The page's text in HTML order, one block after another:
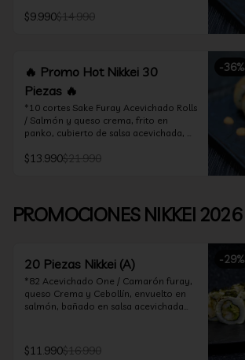
$9.990$14.990
-36%
🔥 Promo Hot Nikkei 30
Piezas 🔥
*10 cortes Sake Furay Acevichado Rolls
/ Salmón y queso crema, frito en
panko, cubierto de salsa acevichada,
*10 cortes Maguro Acevichado Rolls /
acevichado
$13.990$21.990
PROMOCIONES NIKKEI 2026
-29%
20 Piezas Nikkei (A)
*82 Acevichado One / Camarón furay,
queso Crema y Cebollín, envuelto en
salmón, bañado en salsa acevichada
y cebollin, frito en panko cubierto de
ceviche hot.
$11.990$16.990